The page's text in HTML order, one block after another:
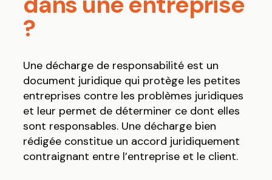
?
Une décharge de responsabilité est un
document juridique qui protège les petites
entreprises contre les problèmes juridiques
et leur permet de déterminer ce dont elles
sont responsables. Une décharge bien
rédigée constitue un accord juridiquement
contraignant entre l’entreprise et le client.